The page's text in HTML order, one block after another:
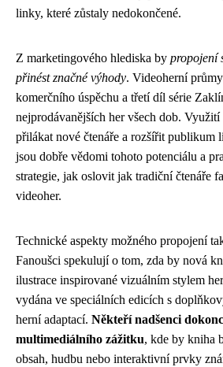
linky, které zůstaly nedokončené.
Z marketingového hlediska by propojení
přinést značné výhody. Videoherní
komerčního úspěchu a třetí díl série
nejprodávanějších her všech dob.
přilákat nové čtenáře a rozšířit publikum
jsou dobře vědomi tohoto potenciálu a
strategie, jak oslovit jak tradiční čtenáře
videoher.
Technické aspekty možného propojení
Fanoušci spekulují o tom, zda by nová
ilustrace inspirované vizuálním stylem
vydána ve speciálních edicích s
herní adaptací. Někteří nadšenci
multimediálního zážitku, kde by kniha
obsah, hudbu nebo interaktivní prvky